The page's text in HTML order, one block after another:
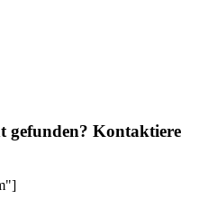
gefunden? Kontaktiere